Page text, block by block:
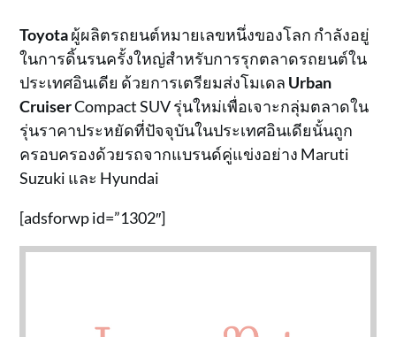
Toyotaผู้ผลิตรถยนต์หมายเลขหนึ่งของโลก กำลังอยู่
ในการดิ้นรนครั้งใหญ่สำหรับการรุกตลาดรถยนต์ใน
ประเทศอินเดีย ด้วยการเตรียมส่งโมเดล Urban
CruiserCompact SUV รุ่นใหม่เพื่อเจาะกลุ่มตลาดใน
รุ่นราคาประหยัดที่ปัจจุบันในประเทศอินเดียนั้นถูก
ครอบครองด้วยรถจากแบรนด์คู่แข่งอย่าง Maruti
Suzuki และ Hyundai
[adsforwp id=”1302″]